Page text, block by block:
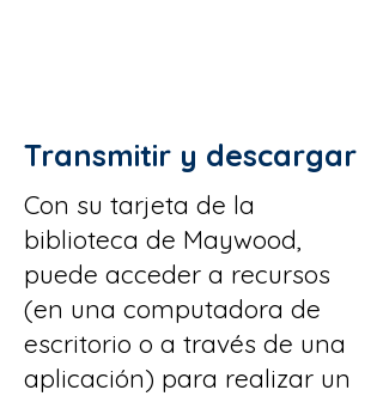
Transmitir y descargar
Con su tarjeta de la
biblioteca de Maywood,
puede acceder a recursos
(en una computadora de
escritorio o a través de una
aplicación) para realizar un